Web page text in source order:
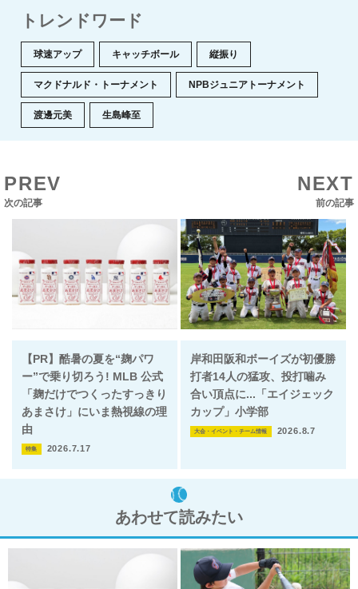
トレンドワード
球速アップ キャッチボール 縦振り
マクドナルド・トーナメント NPBジュニアトーナメント
渡邊元美 生島峰至
PREV
次の記事
NEXT
前の記事
【PR】酷暑の夏を“麹パワ
ー”で乗り切ろう! MLB 公式
「麹だけでつくったすっきり
あまさけ」にいま熱視線の理
由
特集 2026.7.17
岸和田阪和ボーイズが初優勝
打者14人の猛攻、投打噛み
合い頂点に...「エイジェック
カップ」小学部
大会・イベント・チーム情報 2026.8.7
あわせて読みたい